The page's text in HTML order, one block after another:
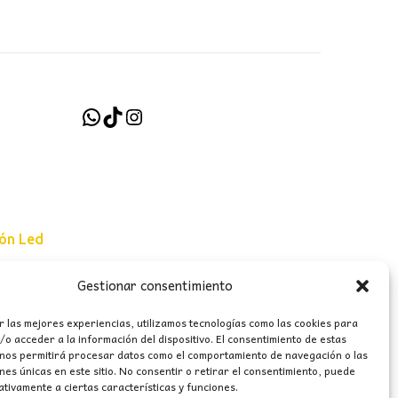
Gestionar consentimiento
las mejores experiencias, utilizamos tecnologías como las cookies para
acceder a la información del dispositivo. El consentimiento de estas
permitirá procesar datos como el comportamiento de navegación o las
únicas en este sitio. No consentir o retirar el consentimiento, puede
a ciertas características y funciones.
Led
WhatsApp
TikTokInstagram